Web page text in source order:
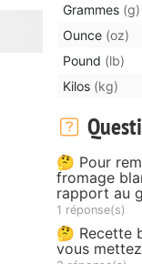
Grammes (g)
Ounce (oz)
Pound (lb)
Kilos (kg)
🤔 Pour
fromage
rapport au
1 réponse(s)
🤔 Recette
vous